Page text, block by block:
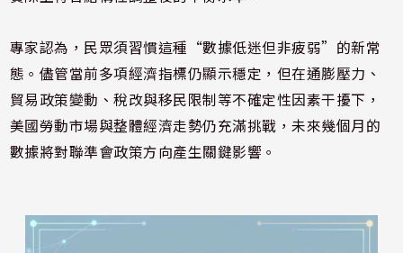
專家認為，民眾須習慣這種“數據低迷但非疲弱”的新常
態。儘管當前多項經濟指標仍顯示穩定，但在通膨壓力、
貿易政策變動、稅改與移民限制等不確定性因素干擾下，
美國勞動市場與整體經濟走勢仍充滿挑戰，未來幾個月的
數據將對聯準會政策方向產生關鍵影響。